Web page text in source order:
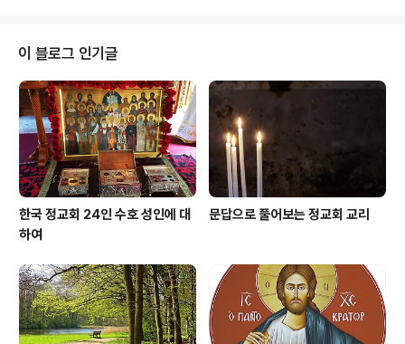
다. 그리고는 성호를 긋고 용감히 일어나 전투에 임하였고,
이로써 큰 승리를 거두게 되었다. 전쟁터에서 돌아오는 길
에 어머니를 찾아간 그는 자신에게 일어난 모든 일을 말씀
드리고, 세례를 받을 결심을 밝혔다. 사제와 190명의 제자
들동쪽으로 진출한 군대와 함께 히오스 섬에 다다른 성인
은 조용한 곳을 찾아 금식하고 기도하..
이 블로그 인기글
한국 정교회 24인 수호 성인에 대
하여
문답으로 풀어보는 정교회 교리